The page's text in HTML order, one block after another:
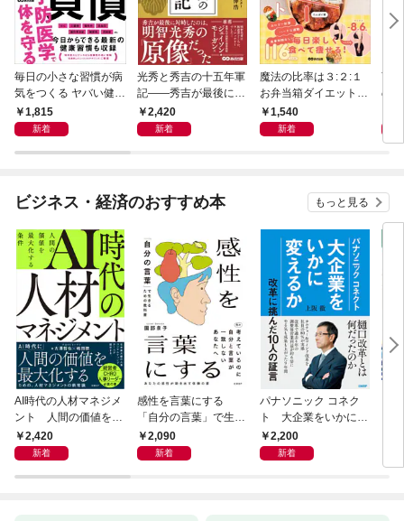
毎日の小さな習慣が病
気をつくる ヤバい健康
負債1,815
新着
光秀と秀吉の十五年軍
記――秀吉が最後に対
峙したのは、明智光秀
の「原像」だった
2,420
新着
魔法の比率は３:２:１
お弁当箱ダイエット―
―毎日楽しく食べて痩
せる１１６レシピ
1,540
新着
言
の
方
ビジネス・経済のおすすめ本 もっと見る
AI時代の人材マネジメ
ント 人間の価値を最
大化する条件
2,420
新着
感性を言葉にする
「自分の言葉」で生き
るための教科書
2,090
新着
パナソニック コネク
ト 大企業をいかに変
えるか
2,200
新着